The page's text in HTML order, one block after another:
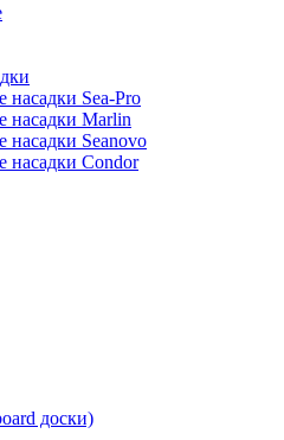
насадки Sea-Pro
насадки Marlin
насадки Seanovo
насадки Condor
доски)